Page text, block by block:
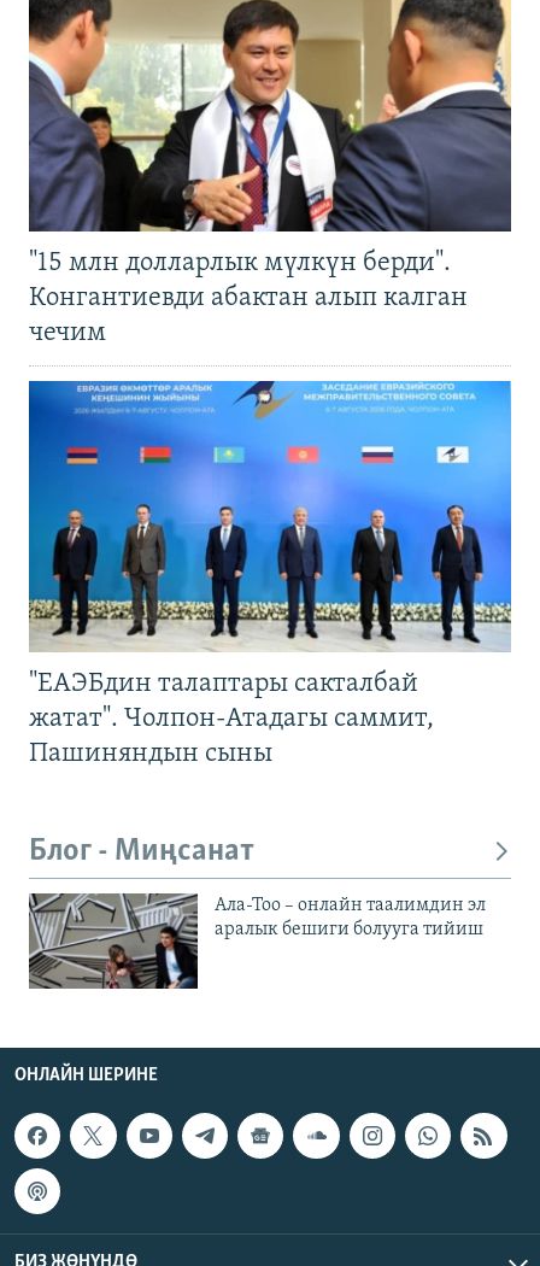
"15 млн долларлык мүлкүн берди".
Конгантиевди абактан алып калган
чечим
"ЕАЭБдин талаптары сакталбай
жатат". Чолпон-Атадагы саммит,
Пашиняндын сыны
Блог - Миңсанат
Ала-Тоо – онлайн таалимдин эл
аралык бешиги болууга тийиш
ОНЛАЙН ШЕРИНЕ